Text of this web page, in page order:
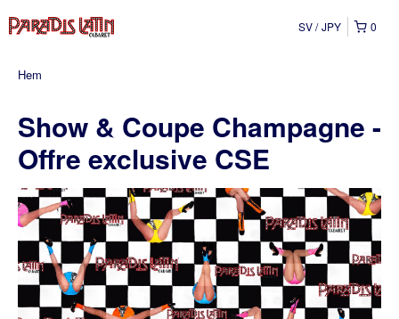
0
SV JPY
Hem
Show & Coupe Champagne -
Offre exclusive CSE